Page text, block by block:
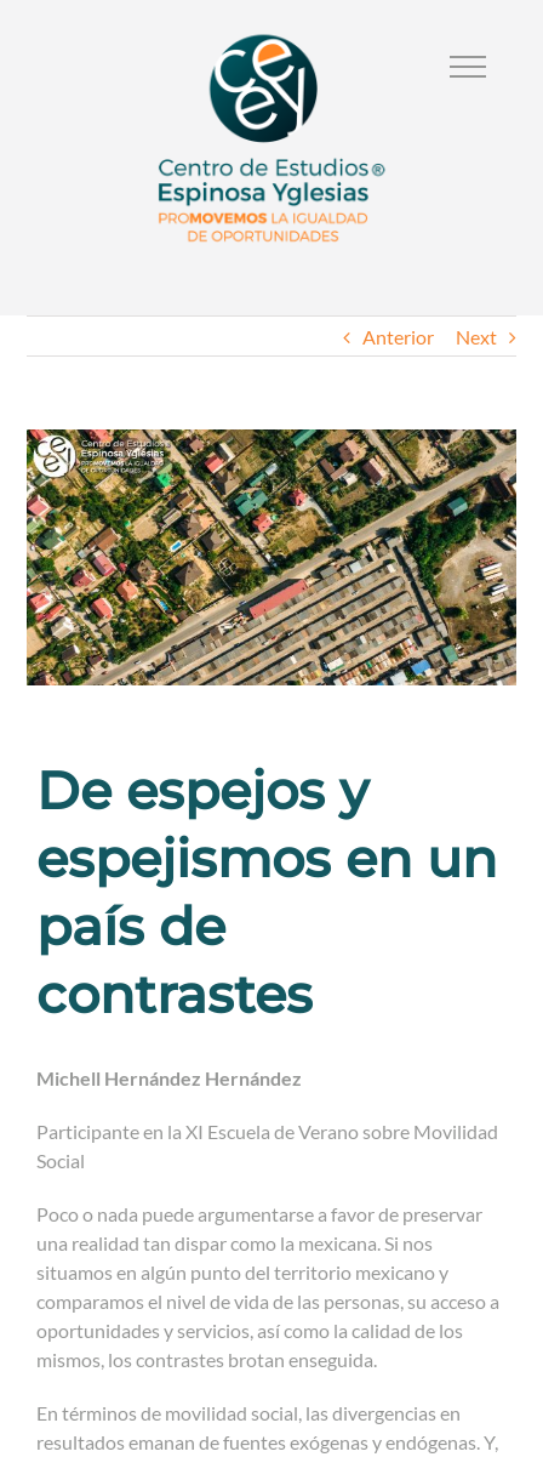
Anterior Next
Ver
Imagen
Mas
Grande
De espejos y
espejismos en un
país de
contrastes
Michell Hernández Hernández
Participante en la XI Escuela de Verano sobre Movilidad
Social
Poco o nada puede argumentarse a favor de preservar
una realidad tan dispar como la mexicana. Si nos
situamos en algún punto del territorio mexicano y
comparamos el nivel de vida de las personas, su acceso a
oportunidades y servicios, así como la calidad de los
mismos, los contrastes brotan enseguida.
En términos de movilidad social, las divergencias en
resultados emanan de fuentes exógenas y endógenas. Y,